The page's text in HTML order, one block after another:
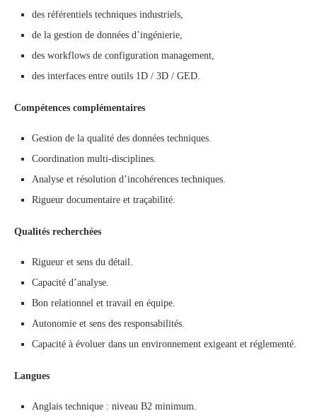
des référentiels techniques industriels,
de la gestion de données d’ingénierie,
des workflows de configuration management,
des interfaces entre outils 1D / 3D / GED.
Compétences complémentaires
Gestion de la qualité des données techniques.
Coordination multi-disciplines.
Analyse et résolution d’incohérences techniques.
Rigueur documentaire et traçabilité.
Qualités recherchées
Rigueur et sens du détail.
Capacité d’analyse.
Bon relationnel et travail en équipe.
Autonomie et sens des responsabilités.
Capacité à évoluer dans un environnement exigeant et réglementé.
Langues
Anglais technique : niveau B2 minimum.